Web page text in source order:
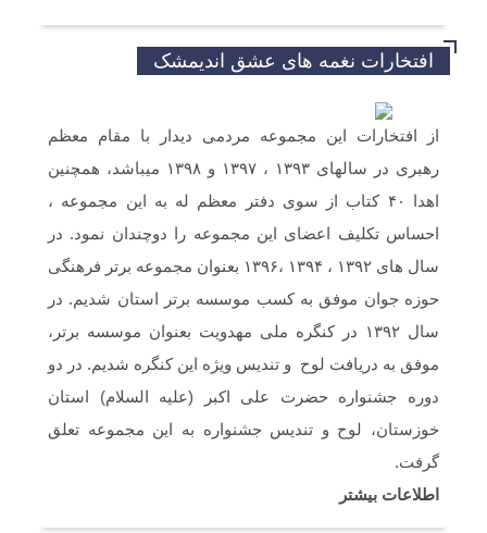
افتخارات نغمه های عشق اندیمشک
از افتخارات این مجموعه مردمی دیدار با مقام معظم
رهبری در سالهای ۱۳۹۳ ، ۱۳۹۷ و ۱۳۹۸ میباشد، همچنین
اهدا ۴۰ کتاب از سوی دفتر معظم له به این مجموعه ،
احساس تکلیف اعضای این مجموعه را دوچندان نمود. در
سال های ۱۳۹۲ ، ۱۳۹۴ ،۱۳۹۶ بعنوان مجموعه برتر فرهنگی
حوزه جوان موفق به کسب موسسه برتر استان شدیم. در
سال ۱۳۹۲ در کنگره ملی مهدویت بعنوان موسسه برتر،
موفق به دریافت لوح و تندیس ویژه این کنگره شدیم. در دو
دوره جشنواره حضرت علی اکبر (علیه السلام) استان
خوزستان، لوح و تندیس جشنواره به این مجموعه تعلق
گرفت.
اطلاعات بیشتر